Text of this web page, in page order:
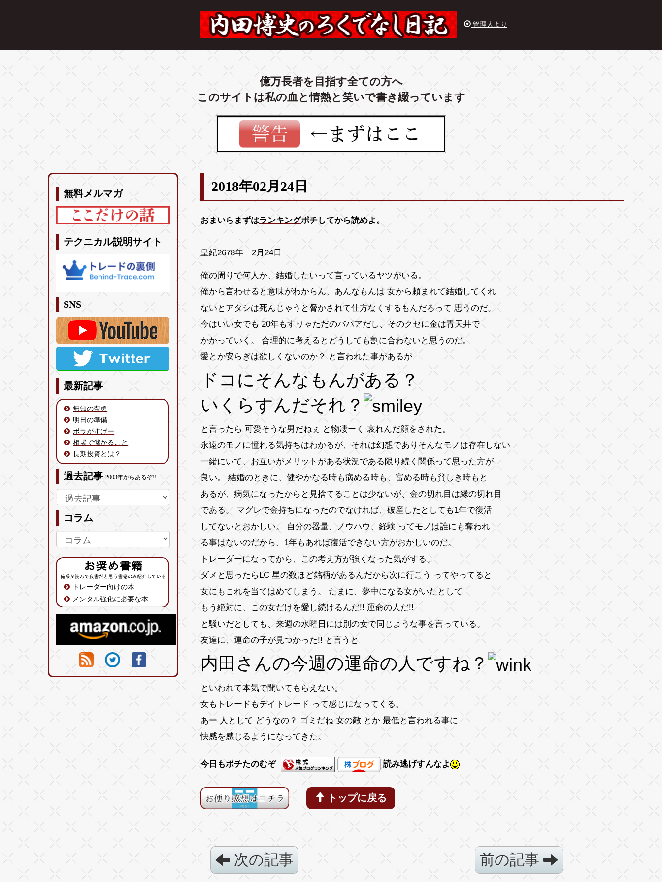
管理人より
億万長者を目指す全ての方へ
このサイトは私の血と情熱と笑いで書き綴っています
無料メルマガ
テクニカル説明サイト
SNS
最新記事
無知の蛮勇
明日の準備
ボラがすげー
相場で儲かること
長期投資とは？
過去記事2003年からあるぞ!!
コラム
トレーダー向けの本
メンタル強化に必要な本
2018年02月24日
おまいらまずはランキングポチしてから読めよ。
皇紀2678年 2月24日
俺の周りで何人か、結婚したいって言っているヤツがいる。
俺から言わせると意味がわからん、あんなもんは 女から頼まれて結婚してくれ
ないとアタシは死んじゃうと脅かされて仕方なくするもんだろって 思うのだ。
今はいい女でも 20年もすりゃただのババアだし、そのクセに金は青天井で
かかっていく。 合理的に考えるとどうしても割に合わないと思うのだ。
愛とか安らぎは欲しくないのか？ と言われた事があるが
ドコにそんなもんがある？
いくらすんだそれ？
と言ったら 可愛そうな男だねぇ と物凄ーく 哀れんだ顔をされた。
永遠のモノに憧れる気持ちはわかるが、それは幻想でありそんなモノは存在しない
一緒にいて、お互いがメリットがある状況である限り続く関係って思った方が
良い。 結婚のときに、健やかなる時も病める時も、富める時も貧しき時もと
あるが、病気になったからと見捨てることは少ないが、金の切れ目は縁の切れ目
である。 マグレで金持ちになったのでなければ、破産したとしても1年で復活
してないとおかしい。 自分の器量、ノウハウ、経験 ってモノは誰にも奪われ
る事はないのだから、1年もあれば復活できない方がおかしいのだ。
トレーダーになってから、この考え方が強くなった気がする。
ダメと思ったらLC 星の数ほど銘柄があるんだから次に行こう ってやってると
女にもこれを当てはめてしまう。 たまに、夢中になる女がいたとして
もう絶対に、この女だけを愛し続けるんだ!! 運命の人だ!!
と騒いだとしても、来週の水曜日には別の女で同じような事を言っている。
友達に、運命の子が見つかった!! と言うと
内田さんの今週の運命の人ですね？
といわれて本気で聞いてもらえない。
女もトレードもデイトレード って感じになってくる。
あー 人として どうなの？ ゴミだね 女の敵 とか 最低と言われる事に
快感を感じるようになってきた。
今日もポチたのむぞ 読み逃げすんなよ
トップに戻る
次の記事 前の記事